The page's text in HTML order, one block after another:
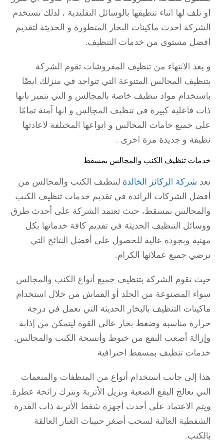
او تلف لها اثناء تنظيفها بالوسائل التقليدية ، لذلك تستخدم
الشركة احدث ماكينات البخار المتطورة و الحديثة لتقديم
افضل مستوى من خدمات التنظيف.
و بعد الانتهاء من تنظيف المفروشات تقوم الشركة
بتنظيف المجالس المتنوعة التي تتواجد في منزلك ايضًا
باستخدام مواد تنظيف خاصة بالمجالس و التي تتميز بانها
ذات فاعلية كبيرة في تنظيف المجالس و انها آمنة تمامًا
على جميع خامات المجالس و انواعها المختلفة لاعادتها
نظيفة و جديدة مرة اخرى .
خدمات تنظيف الكنب والمجالس بمسقط
تعد شركة الركائز الخالدة لتنظيف الكنب والمجالس من
أفضل الشركات الرائدة في تقديم خدمات تنظيف الكنب
والمجالس بمسقط، حيث تعتمد الشركة على أحدث طرق
ووسائل التنظيف الحديثة في تقديم كافة خدماتها بكل
مهنية وبجودة عالية للحصول على أفضل النتائج التي
ترضي جميع عملائها الكرام.
حيث تقوم الشركة بتنظيف جميع أنواع الكنب والمجالس
سواء المصنوعة من الجلد أو القماش من خلال استخدام
ماكينات التنظيف بالبخار الحديثة التي تعمل في درجة
حرارة مناسبة وضغط بخار عالي القوة ليتمكن من إذابة
وإزالة أصعب البقع من خيوط وأنسجة الكنب والمجالس.
خدمات تنظيف بمسقط احترافية
هذا إلى جانب استخدام أنواع من المنظفات والمنعمات
التي تعالج البقع الصعبة وتزيل الأتربة وتترك رائحة عطرة.
ويتم الاعتماد على أحدث أجهزة شفط الأتربة ذات القدرة
الشفطية العالية لسحب أصغر حبيبات الغبار العالقة
بالكنب.